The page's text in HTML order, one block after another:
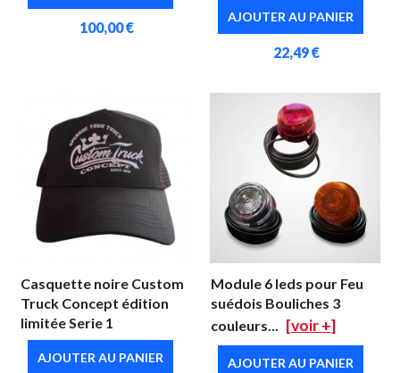
100,00 €
AJOUTER AU PANIER
22,49 €
Casquette noire Custom
Truck Concept édition
limitée Serie 1
AJOUTER AU PANIER
Module 6 leds pour Feu
suédois Bouliches 3
couleurs...
[voir +]
AJOUTER AU PANIER